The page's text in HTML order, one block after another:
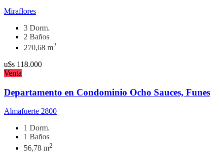
Miraflores
3 Dorm.
2 Baños
270,68 m2
u$s 118.000
Venta
Departamento en Condominio Ocho Sauces, Funes
Almafuerte 2800
1 Dorm.
1 Baños
56,78 m2